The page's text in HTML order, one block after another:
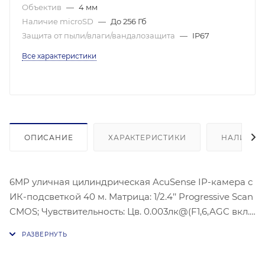
Объектив — 4 мм
Наличие microSD — До 256 Гб
Защита от пыли/влаги/вандалозащита — IP67
Все характеристики
ОПИСАНИЕ ХАРАКТЕРИСТИКИ НАЛИЧИЕ
6MP уличная цилиндрическая AcuSense IP-камера с
ИК-подсветкой 40 м. Матрица: 1/2.4’’ Progressive Scan
CMOS; Чувствительность: Цв. 0.003лк@(F1,6,AGC вкл.),